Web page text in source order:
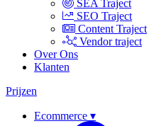
SEA Traject
SEO Traject
Content Traject
Vendor traject
Over Ons
Klanten
Prijzen
Ecommerce ▾